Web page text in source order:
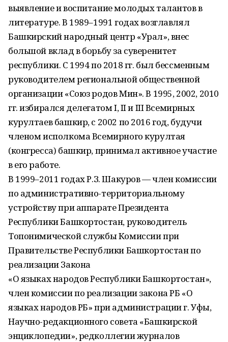
выявление и воспитание молодых талантов в
литературе. В 1989–1991 годах возглавлял
Башкирский народный центр «Урал», внес
большой вклад в борьбу за суверенитет
республики. С 1994 по 2018 гг. был бессменным
руководителем региональной общественной
организации «Союз родов Мин». В 1995, 2002, 2010
гг. избирался делегатом I, II и III Всемирных
курултаев башкир, с 2002 по 2016 год, будучи
членом исполкома Всемирного курултая
(конгресса) башкир, принимал активное участие
в его работе.
В 1999–2011 годах Р.З. Шакуров — член комиссии
по административно-территориальному
устройству при аппарате Президента
Республики Башкортостан, руководитель
Топонимической службы Комиссии при
Правительстве Республики Башкортостан по
реализации Закона
«О языках народов Республики Башкортостан»,
член комиссии по реализации закона РБ «О
языках народов РБ» при администрации г. Уфы,
Научно-редакционного совета «Башкирской
энциклопедии», редколлегии журналов